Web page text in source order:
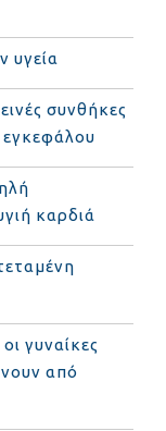
υγεία
συνθήκες
εγκεφάλου
καρδιά
γυναίκες
από